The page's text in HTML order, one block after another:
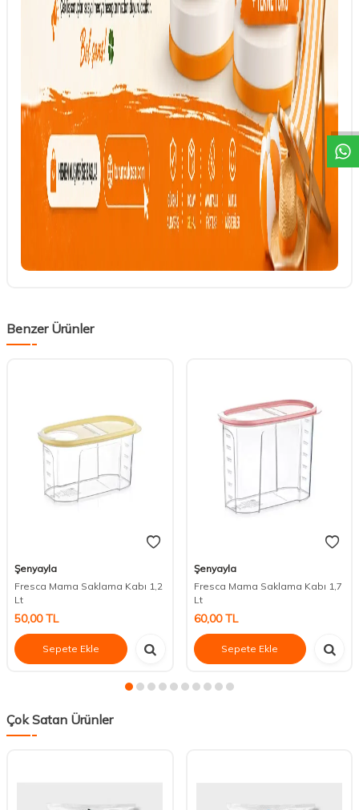
DESTEK
Benzer Ürünler
Şenyayla
Fresca Mama Saklama Kabı 1,2
Lt
50,00TL
Sepete Ekle
Şenyayla
Fresca Mama Saklama Kabı 1,7
Lt
60,00TL
Sepete Ekle
Çok Satan Ürünler